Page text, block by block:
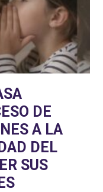
DE
A LA
DEL
SUS